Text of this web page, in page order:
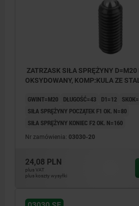
ZATRZASK SIŁA SPRĘŻYNY
OKSYDOWANY, KOMP:KULA ZE
GWINT=M20 DŁUGOŚĆ=43 D1=12
SIŁA SPRĘŻYNY POCZĄTEK F1 OK. N=80
SIŁA SPRĘŻYNY KONIEC F2 OK. N=160
Nr zamówienia: 03030-20
24,08 PLN
plus VAT
plus koszty wysyłki